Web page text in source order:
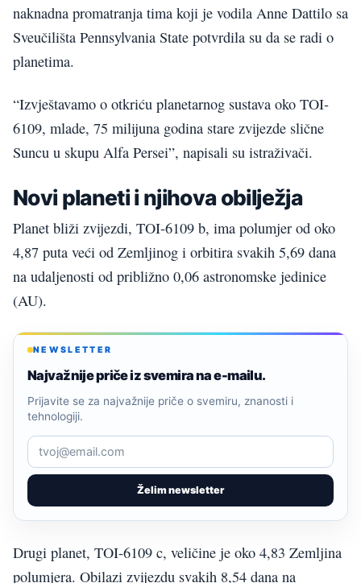
naknadna promatranja tima koji je vodila Anne Dattilo sa
Sveučilišta Pennsylvania State potvrdila su da se radi o
planetima.
“Izvještavamo o otkriću planetarnog sustava oko TOI-
6109, mlade, 75 milijuna godina stare zvijezde slične
Suncu u skupu Alfa Persei”, napisali su istraživači.
Novi planeti i njihova obilježja
Planet bliži zvijezdi, TOI-6109 b, ima polumjer od oko
4,87 puta veći od Zemljinog i orbitira svakih 5,69 dana
na udaljenosti od približno 0,06 astronomske jedinice
(AU).
NEWSLETTER
Najvažnije priče iz svemira na e-mailu.
Želim newsletter
Prijavite se za najvažnije priče o svemiru, znanosti i
tehnologiji.
Drugi planet, TOI-6109 c, veličine je oko 4,83 Zemljina
polumjera. Obilazi zvijezdu svakih 8,54 dana na